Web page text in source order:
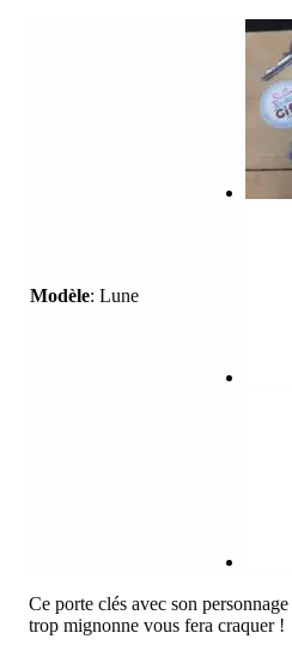
Ce porte clés avec son personnage
trop mignonne vous fera craquer !
Modèle: Lune